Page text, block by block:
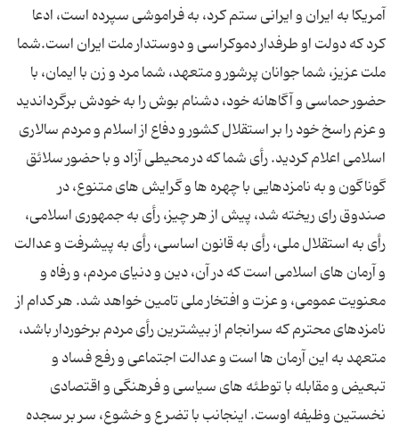
آمریكا به ایران و ایرانی ستم كرد، به فراموشی سپرده است، ادعا
كرد كه دولت او طرفدار دموكراسی و دوستدار ملت ایران است.شما
ملت عزیز، شما جوانان پرشور و متعهد، شما مرد و زن با ایمان، با
حضور حماسی و آگاهانه خود، دشنام بوش را به خودش برگرداندید
و عزم راسخ خود را بر استقلال كشور و دفاع از اسلام و مردم سالاری
اسلامی اعلام كردید. رأی شما كه در محیطی آزاد و با حضور سلائق
گوناگون و به نامزدهایی با چهره ها و گرایش های متنوع، در
صندوق رای ریخته شد، پیش از هر چیز، رأی به جمهوری اسلامی،
رأی به استقلال ملی، رأی به قانون اساسی، رأی به پیشرفت و عدالت
و آرمان های اسلامی است كه در آن، دین و دنیای مردم، و رفاه و
معنویت عمومی، و عزت و افتخار ملی تامین خواهد شد. هر كدام از
نامزدهای محترم كه سرانجام از بیشترین رأی مردم برخوردار باشد،
متعهد به این آرمان ها است و عدالت اجتماعی و رفع فساد و
تبعیض و مقابله با توطئه های سیاسی و فرهنگی و اقتصادی
نخستین وظیفه اوست. اینجانب با تضرع و خشوع، سر بر سجده